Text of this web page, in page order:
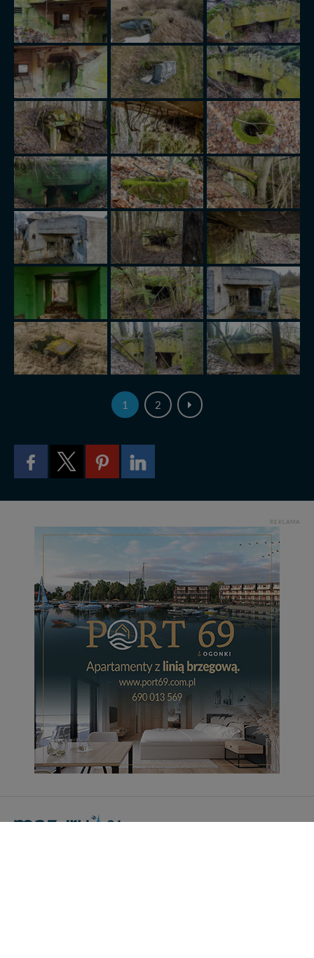
1 2
REKLAMA
w przypadku rezerwacji usług typu: nocleg, czartery,
itp). Więcej informacji o zasadach i funkcjonalności
serwisu wRegulaminie Serwisu.
Administratorem Twoich danych jest: Agencja
Reklamowa Kreacja Monika Borkowska, z siedzibą ul.
Wiejska 17, 11-500 Giżycko. Możesz z nami
skontaktować się za pośrednictwem tejstrony.
W każdej chwili możesz: zażądać dostępu do swoich
danych, zażądać ich poprawienia lub usunięcia,
zabronić ich przetwarzania. Pamiętaj jednak, że nie
zawsze jest możliwe techniczne zrealizowanie Twoich
praw w odniesieniu do informacji zawartych w plikach
cookies. Twoja przeglądarka umożliwia Ci skasowanie
tych plików - w pewnych przypadkach nie możemy tego
zrobić za Ciebie.
Dziękujemy, i życzmy miłego odkrywania Mazur na
nowo...